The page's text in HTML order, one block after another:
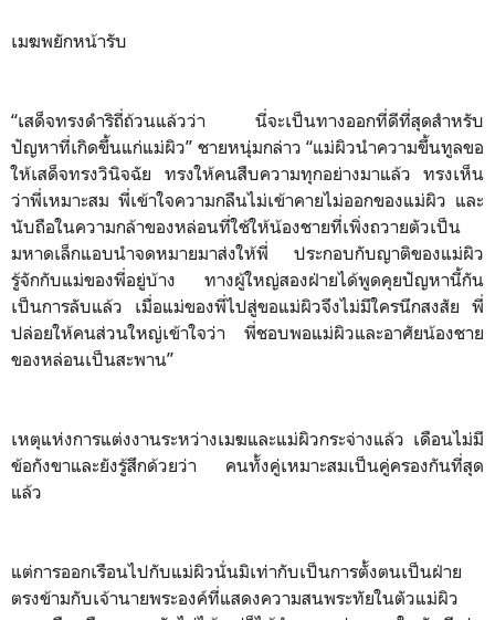
เมฆพยักหน้ารับ
“เสด็จทรงดำริถี่ถ้วนแล้วว่า นี่จะเป็นทางออกที่ดีที่สุดสำหรับ
ปัญหาที่เกิดขึ้นแก่แม่ผิว” ชายหนุ่มกล่าว “แม่ผิวนำความขึ้นทูลขอ
ให้เสด็จทรงวินิจฉัย ทรงให้คนสืบความทุกอย่างมาแล้ว ทรงเห็น
ว่าพี่เหมาะสม พี่เข้าใจความกลืนไม่เข้าคายไม่ออกของแม่ผิว และ
นับถือในความกล้าของหล่อนที่ใช้ให้น้องชายที่เพิ่งถวายตัวเป็น
มหาดเล็กแอบนำจดหมายมาส่งให้พี่ ประกอบกับญาติของแม่ผิว
รู้จักกับแม่ของพี่อยู่บ้าง ทางผู้ใหญ่สองฝ่ายได้พูดคุยปัญหานี้กัน
เป็นการลับแล้ว เมื่อแม่ของพี่ไปสู่ขอแม่ผิวจึงไม่มีใครนึกสงสัย พี่
ปล่อยให้คนส่วนใหญ่เข้าใจว่า พี่ชอบพอแม่ผิวและอาศัยน้องชาย
ของหล่อนเป็นสะพาน”
เหตุแห่งการแต่งงานระหว่างเมฆและแม่ผิวกระจ่างแล้ว เดือนไม่มี
ข้อกังขาและยังรู้สึกด้วยว่า คนทั้งคู่เหมาะสมเป็นคู่ครองกันที่สุด
แล้ว
แต่การออกเรือนไปกับแม่ผิวนั่นมิเท่ากับเป็นการตั้งตนเป็นฝ่าย
ตรงข้ามกับเจ้านายพระองค์ที่แสดงความสนพระทัยในตัวแม่ผิว